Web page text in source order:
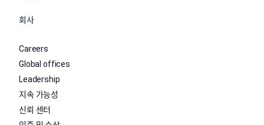
회사
Careers
Global offices
Leadership
지속 가능성
신뢰 센터